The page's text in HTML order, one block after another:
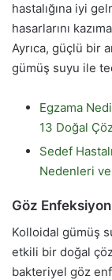
hastalığına iyi
hasarlarını
Ayrıca, güçlü bir
gümüş suyu ile
Egzama
13 Doğal
Sedef
Nedenleri
Göz
Kolloidal gümüş
etkili bir doğal
bakteriyel göz